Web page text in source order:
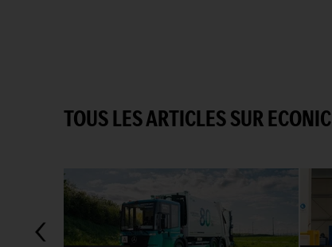
TOUS LES ARTICLES SUR ECONIC